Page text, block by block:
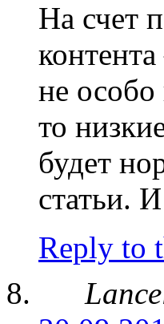
На счет
не
то
будет
статьи.
Reply to